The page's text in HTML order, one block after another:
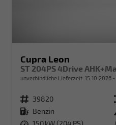
Cupra Leon
unverbindliche Lieferzeit: 15.10.2026
Fahrzeugnr. 39820
Kraftstoff Benzin